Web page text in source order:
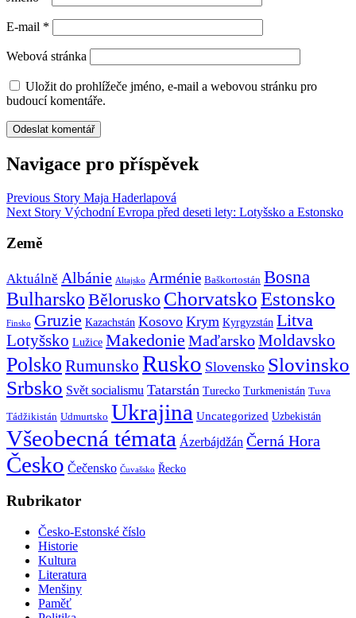
E-mail *
Webová stránka
Uložit do prohlížeče jméno, e-mail a webovou stránku pro
budoucí komentáře.
Navigace pro příspěvek
Previous Story Maja Haderlapová
Next Story Východní Evropa před deseti lety: Lotyšsko a Estonsko
Země
Aktuálně Albánie Altajsko Arménie Baškortostán Bosna
Bulharsko Bělorusko ChorvatskoEstonsko
Finsko Gruzie Kazachstán Kosovo Krym Kyrgyzstán Litva
Lotyšsko Lužice Makedonie MaďarskoMoldavsko
Polsko Rumunsko Rusko Slovensko Slovinsko
Srbsko Svět socialismu Tatarstán Turecko Turkmenistán Tuva
Tádžikistán Udmurtsko Ukrajina Uncategorized Uzbekistán
Všeobecná témata Ázerbájdžán Černá Hora
Česko Čečensko Čuvašsko Řecko
Rubrikator
Česko-Estonské číslo
Historie
Kultura
Literatura
Menšiny
Paměť